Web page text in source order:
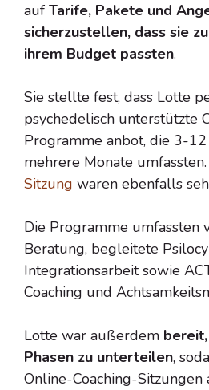
auf Tarife, Pakete und
sicherzustellen, dass sie
ihrem Budget passten.
Sie stellte fest, dass Lotte
psychedelisch unterstützte
Programme anbot, die 3-
mehrere Monate
Sitzung waren ebenfalls
Die Programme umfassten
Beratung, begleitete
Integrationsarbeit sowie
Coaching und
Lotte war außerdem
Phasen zu unterteilen,
Online-Coaching-Sitzungen